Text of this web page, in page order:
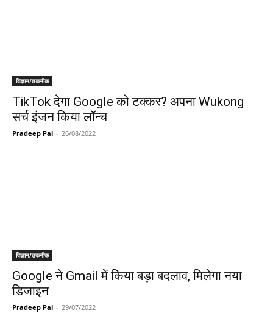
विज्ञान/तकनीक
TikTok देगा Google को टक्कर? अपना Wukong
सर्च इंजन किया लॉन्च
Pradeep Pal - 26/08/2022
विज्ञान/तकनीक
Google ने Gmail में किया बड़ा बदलाव, मिलेगा नया
डिजाइन
Pradeep Pal - 29/07/2022